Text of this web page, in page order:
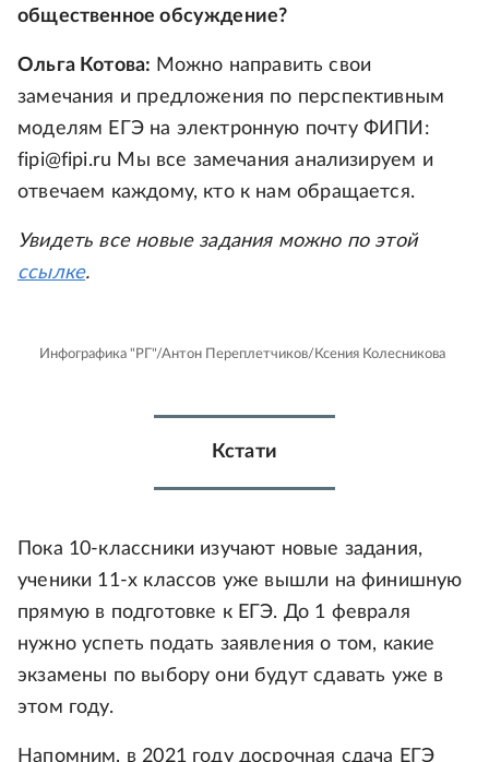
общественное обсуждение?
Ольга Котова: Можно направить свои
замечания и предложения по перспективным
моделям ЕГЭ на электронную почту ФИПИ:
fipi@fipi.ru Мы все замечания анализируем и
отвечаем каждому, кто к нам обращается.
Увидеть все новые задания можно по этой
ссылке.
Инфографика "РГ"/Антон Переплетчиков/Ксения Колесникова
Кстати
Пока 10-классники изучают новые задания,
ученики 11-х классов уже вышли на финишную
прямую в подготовке к ЕГЭ. До 1 февраля
нужно успеть подать заявления о том, какие
экзамены по выбору они будут сдавать уже в
этом году.
Напомним, в 2021 году досрочная сдача ЕГЭ